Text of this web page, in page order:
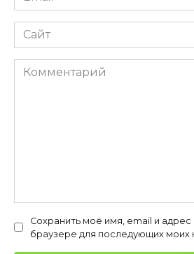
*
Сайт
Комментарий
Сохранить моё имя, email и адрес
браузере для последующих моих